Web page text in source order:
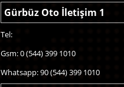
Gürbüz Oto İletişim 1
Tel:
Gsm: 0 (544) 399 1010
Whatsapp: 90 (544) 399 1010